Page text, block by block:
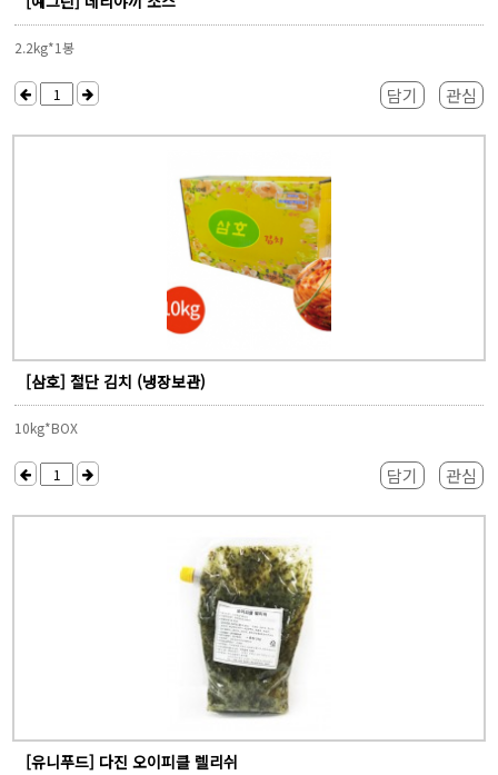
2.2kg*1봉
담기 관심
[삼호] 절단 김치 (냉장보관)
10kg*BOX
담기 관심
[유니푸드] 다진 오이피클 렐리쉬